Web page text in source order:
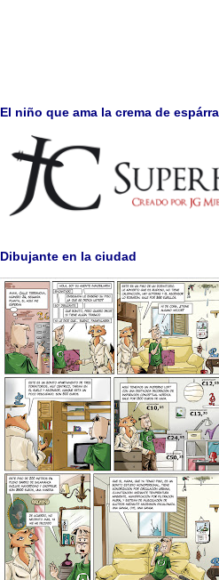
El niño que ama la crema de
Dibujante en la ciudad